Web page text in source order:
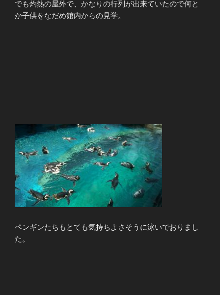
でも灼熱の屋外で、かなりの行列が出来ていたので何と
か子供をなだめ館内からの見学。
ペンギンたちもとても気持ちよさそうに泳いでおりまし
た。